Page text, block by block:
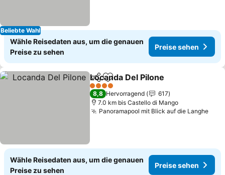
Beliebte Wahl
Wähle Reisedaten aus, um die genauen
Preise zu sehen
Preise sehen
TeilenZu Favoriten hinzufügen
Locanda Del Pilone
4 Sterne
8,8 Hervorragend
617
7.0 km bis Castello di Mango
Panoramapool mit Blick auf die Langhe
Wähle Reisedaten aus, um die genauen
Preise zu sehen
Preise sehen